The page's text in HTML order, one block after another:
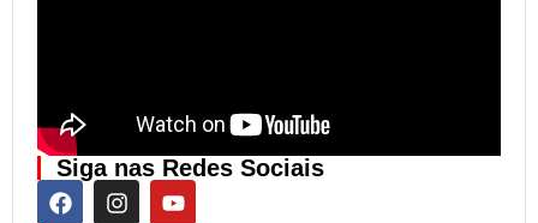
Siga nas Redes Sociais